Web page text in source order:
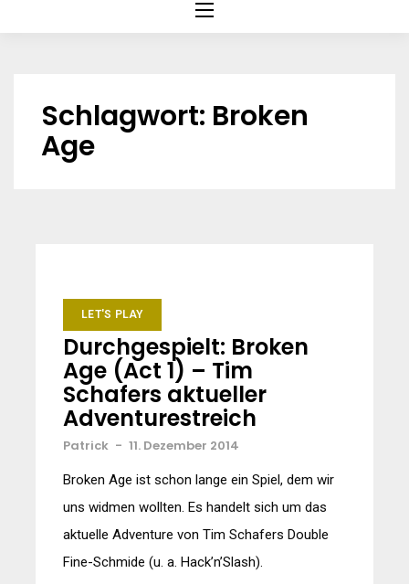
Schlagwort: Broken
Age
LET'S PLAY
Durchgespielt: Broken
Age (Act 1) – Tim
Schafers aktueller
Adventurestreich
Patrick - 11. Dezember 2014
Broken Age ist schon lange ein Spiel, dem wir
uns widmen wollten. Es handelt sich um das
aktuelle Adventure von Tim Schafers Double
Fine-Schmide (u. a. Hack’n’Slash).